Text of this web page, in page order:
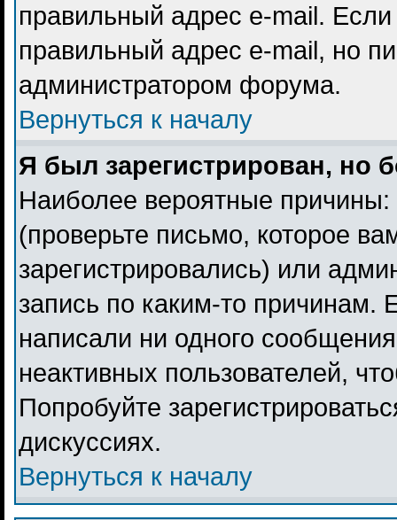
правильный адрес e-mail.
правильный адрес e-mail, но
администратором форума.
Вернуться к началу
Я был зарегистрирован, но
Наиболее вероятные
(проверьте письмо, которое
зарегистрировались) или
запись по каким-то причинам.
написали ни одного
неактивных пользователей,
Попробуйте
дискуссиях.
Вернуться к началу